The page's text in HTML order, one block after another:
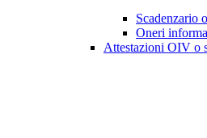
Scadenzario
Oneri
Attestazioni OIV o